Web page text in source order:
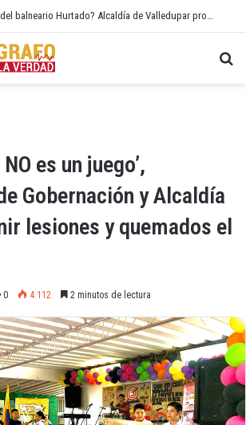
¿Cierre temporal del balneario Hurtado? Alcaldía de Valledupar propone recuperar el río Guatapurí
es un juego’,
Gobernación y Alcaldía
lesiones y quemados el
0 4.112 2 minutos de lectura